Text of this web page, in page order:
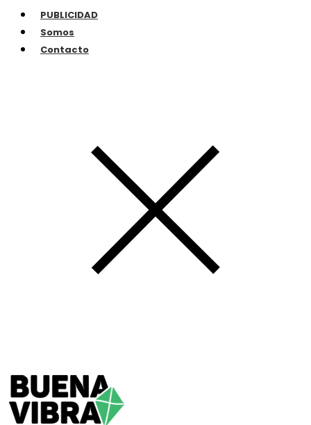
PUBLICIDAD
Somos
Contacto